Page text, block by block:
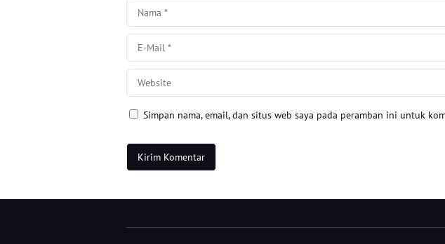
Simpan nama, email, dan situs web saya pada peramban ini untuk